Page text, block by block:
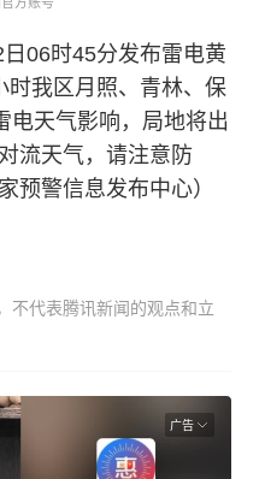
06时45分发布雷电黄
时我区月照、青林、保
电天气影响，局地将出
流天气，请注意防
预警信息发布中心）
不代表腾讯新闻的观点和立
广告